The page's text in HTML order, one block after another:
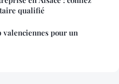
qualifié
valenciennes pour un